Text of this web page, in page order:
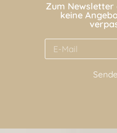
Zum Newsletter
keine